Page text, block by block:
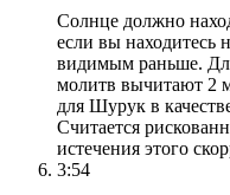
Солнце должно
если вы находитесь
видимым раньше.
молитв вычитают 2
для Шурук в
Считается
истечения этого
3:54